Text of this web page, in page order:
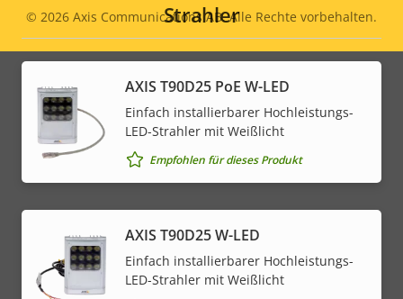
Strahler
AXIS T90D25 PoE W-LED
Einfach installierbarer Hochleistungs-
LED-Strahler mit Weißlicht
Empfohlen für dieses Produkt
AXIS T90D25 W-LED
Einfach installierbarer Hochleistungs-
LED-Strahler mit Weißlicht
Legal
menu
© 2026 Axis Communications AB. Alle Rechte vorbehalten.